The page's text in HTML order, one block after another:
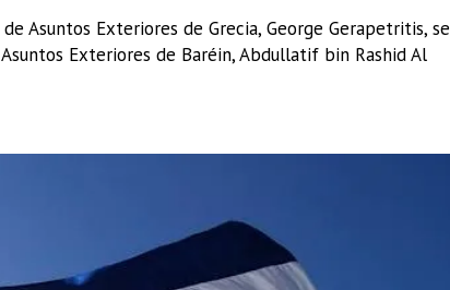
Asuntos Exteriores de Grecia, George Gerapetritis, se
Exteriores de Baréin, Abdullatif bin Rashid Al